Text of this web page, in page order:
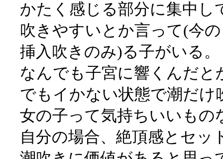
かたく感じる部分に集中し
吹きやすいとか言って(今
挿入吹きのみ)る子がいる。
なんでも子宮に響くんだと
でもイかない状態で潮だけ
女の子って気持ちいいもの
自分の場合、絶頂感とセッ